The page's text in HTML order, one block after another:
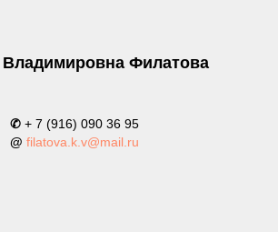
Владимировна Филатова
✆ + 7 (916) 090 36 95
@ filatova.k.v@mail.ru